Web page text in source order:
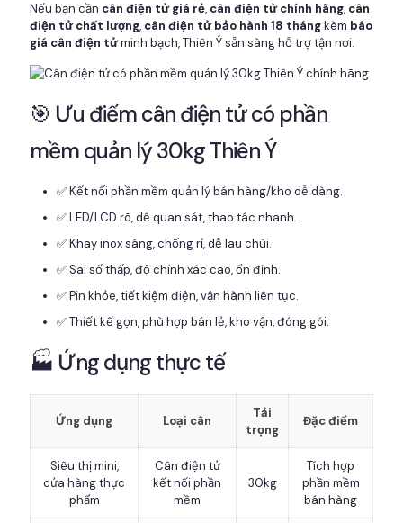
Nếu bạn cần cân điện tử giá rẻ, cân điện tử chính hãng, cân
điện tử chất lượng, cân điện tử bảo hành 18 thángkèm báo
giá cân điện tửminh bạch, Thiên Ý sẵn sàng hỗ trợ tận nơi.
🎯 Ưu điểm cân điện tử có phần
mềm quản lý 30kg Thiên Ý
✅ Kết nối phần mềm quản lý bán hàng/kho dễ dàng.
✅ LED/LCD rõ, dễ quan sát, thao tác nhanh.
✅ Khay inox sáng, chống rỉ, dễ lau chùi.
✅ Sai số thấp, độ chính xác cao, ổn định.
✅ Pin khỏe, tiết kiệm điện, vận hành liên tục.
✅ Thiết kế gọn, phù hợp bán lẻ, kho vận, đóng gói.
🏭 Ứng dụng thực tế
Ứng dụng Loại cân
Tải
trọng
Đặc điểm
Siêu thị mini,
cửa hàng thực
phẩm
Cân điện tử
kết nối phần
mềm
30kg
Tích hợp
phần mềm
bán hàng